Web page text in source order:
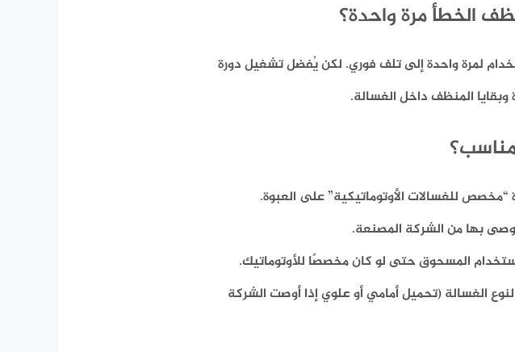
الخطأ مرة واحدة؟
لمرة واحدة إلى تلف فوري. لكن يُفضل تشغيل دورة
المنظف داخل الغسالة.
“مخصص للغسالات الأوتوماتيكية” على العبوة.
بها من الشركة المصنعة.
المسحوق حتى لو كان مخصصًا للأوتوماتيك.
الغسالة (تحميل أمامي أو علوي إذا أوصت الشركة